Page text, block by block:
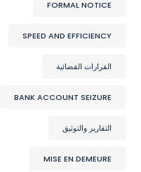
FORMAL NOTICE
SPEED AND EFFICIENCY
القرارات القضائية
BANK ACCOUNT SEIZURE
التقارير والتوثيق
MISE EN DEMEURE